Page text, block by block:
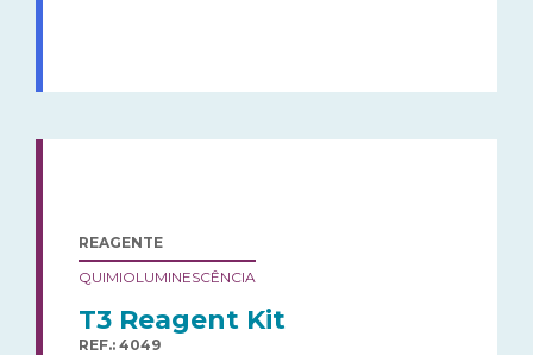
REAGENTE
QUIMIOLUMINESCÊNCIA
T3 Reagent Kit
REF.: 4049